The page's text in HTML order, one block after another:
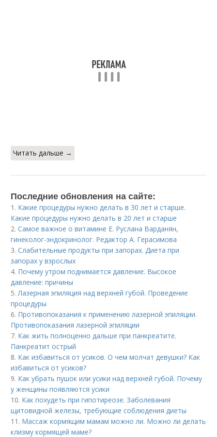
Читать дальше →
Последние обновления на сайте:
1. Какие процедуры нужно делать в 30 лет и старше.
Какие процедуры нужно делать в 20 лет и старше
2.Самое важное о витамине Е. Руслана Варданян,
гинеколог-эндокринолог. Редактор А. Герасимова
3.Слабительные продукты при запорах. Диета при
запорах у взрослых
4. Почему утром поднимается давление. Высокое
давление: причины
5.Лазерная эпиляция над верхней губой. Проведение
процедуры
6. Противопоказания к применению лазерной эпиляции.
Противопоказания лазерной эпиляции
7. Как жить полноценно дальше при панкреатите.
Панкреатит острый
8. Как избавиться от усиков. О чем молчат девушки? Как
избавиться от усиков?
9. Как убрать пушок или усики над верхней губой. Почему
у женщины появляются усики
10. Как похудеть при гипотиреозе. Заболевания
щитовидной железы, требующие соблюдения диеты
11. Массаж кормящим мамам можно ли. Можно ли делать
клизму кормящей маме?